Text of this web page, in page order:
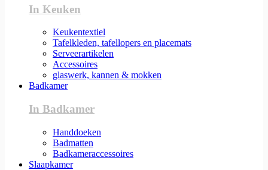
In Keuken
Keukentextiel
Tafelkleden, tafellopers en placemats
Serveerartikelen
Accessoires
glaswerk, kannen & mokken
Badkamer
In Badkamer
Handdoeken
Badmatten
Badkameraccessoires
Slaapkamer